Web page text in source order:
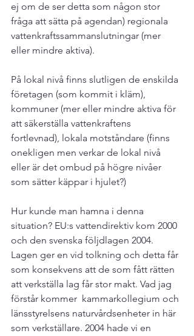
ej om de ser detta som någon stor
fråga att sätta på agendan) regionala
vattenkraftssammanslutningar (mer
eller mindre aktiva).
På lokal nivå finns slutligen de enskilda
företagen (som kommit i kläm),
kommuner (mer eller mindre aktiva för
att säkerställa vattenkraftens
fortlevnad), lokala motståndare (finns
onekligen men verkar de lokal nivå
eller är det ombud på högre nivåer
som sätter käppar i hjulet?)
Hur kunde man hamna i denna
situation? EU:s vattendirektiv kom 2000
och den svenska följdlagen 2004.
Lagen ger en vid tolkning och detta får
som konsekvens att de som fått rätten
att verkställa lag får stor makt. Vad jag
förstår kommer  kammarkollegium och
länsstyrelsens naturvårdsenheter in här
som verkställare. 2004 hade vi en